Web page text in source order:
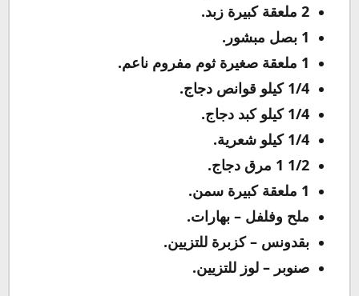
2 ملعقة كبيرة زبد.
1 بصل مبشور.
1 ملعقة صغيرة ثوم مفروم ناعم.
1/4 كيلو قوانص دجاج.
1/4 كيلو كبد دجاج.
1/4 كيلو شعرية.
1/2 1 مرق دجاج.
1 ملعقة كبيرة سمن.
ملح وفلفل – بهارات.
بقدونس – كزبرة للتزيين.
صنوبر – لوز للتزيين.